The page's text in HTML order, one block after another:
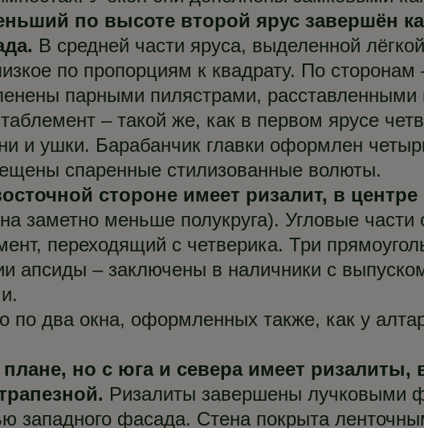
по высоте второй ярус завершён
В средней части яруса, выделенной
по пропорциям к квадрату. По сторонам
парными пилястрами, расставленными
– такой же, как в первом ярусе
и ушки. Барабанчик главки оформлен
спаренные стилизованные волюты.
стороне имеет ризалит, в центре
заметно меньше полукруга). Угловые
переходящий с четверика. Три
апсиды – заключены в наличники с
по два окна, оформленных также, как у
но с юга и севера имеет
Ризалиты завершены лучковыми
западного фасада. Стена покрыта